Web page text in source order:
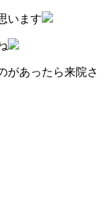
います
があったら来院さ